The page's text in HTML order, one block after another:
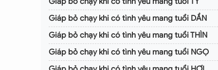
Giáp bỏ chạy khi có tình yêu mang tuổi DẦN
Giáp bỏ chạy khi có tình yêu mang tuổi THÌN
Giáp bỏ chạy khi có tình yêu mang tuổi NGỌ